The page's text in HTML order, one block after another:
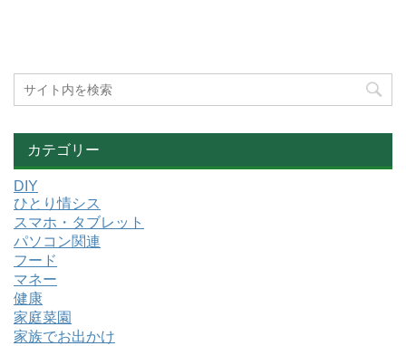
カテゴリー
DIY
ひとり情シス
スマホ・タブレット
パソコン関連
フード
マネー
健康
家庭菜園
家族でお出かけ